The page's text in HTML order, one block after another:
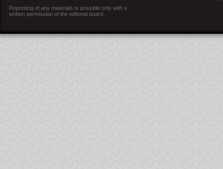
Reprinting of any materials is possible only with a
written permission of the editorial board.